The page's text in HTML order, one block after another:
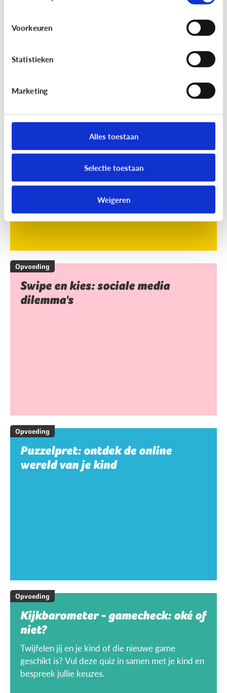
Voorkeuren
Statistieken
Marketing
Alles toestaan
Selectie toestaan
Weigeren
[Online quiz]Waar is schermtijd
Opvoeding
Swipe en kies: sociale media
dilemma's
Opvoeding
Puzzelpret: ontdek de online
wereld van je kind
Opvoeding
Kijkbarometer - gamecheck: oké of
niet?
Twijfelen jij en je kind of die nieuwe game
geschikt is? Vul deze quiz in samen met je kind en
bespreek jullie keuzes.